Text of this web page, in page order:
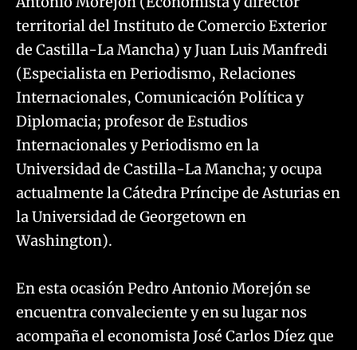
territorial del Instituto de Comercio Exterior
de Castilla-La Mancha) y Juan Luis Manfredi
(Especialista en Periodismo, Relaciones
Internacionales, Comunicación Política y
Diplomacia; profesor de Estudios
Internacionales y Periodismo en la
Universidad de Castilla-La Mancha; y ocupa
actualmente la Cátedra Príncipe de Asturias en
la Universidad de Georgetown en
Washington).
En esta ocasión Pedro Antonio Morejón se
encuentra convaleciente y en su lugar nos
acompaña el economista José Carlos Díez que